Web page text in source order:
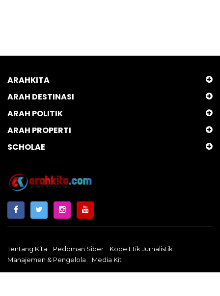
ARAHKITA
ARAH DESTINASI
ARAH POLITIK
ARAH PROPERTI
SCHOLAE
Tentang Kita Pedoman Siber
Kode Etik Jurnalistik
Manajemen & Pengelola
Media Kit